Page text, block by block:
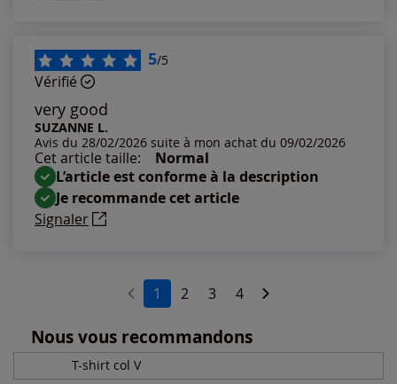
5/5
Vérifié
very good
SUZANNE L.
Avis du 28/02/2026 suite à mon achat du 09/02/2026
Cet article taille:
Normal
L’article est conforme à la description
Je recommande cet article
Signaler
1 2 3 4
Nous vous recommandons
T-shirt col V